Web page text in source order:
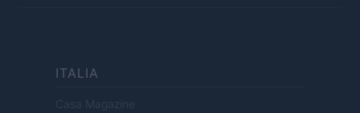
ITALIA
Casa Magazine